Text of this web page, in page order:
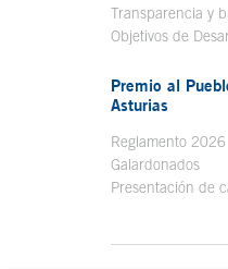
Transparencia y
Objetivos de
Premio al
Asturias
Reglamento 2026
Galardonados
Presentación de